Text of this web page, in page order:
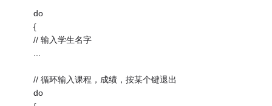
do
{
// 输入学生名字
...
// 循环输入课程，成绩，按某个键退出
do